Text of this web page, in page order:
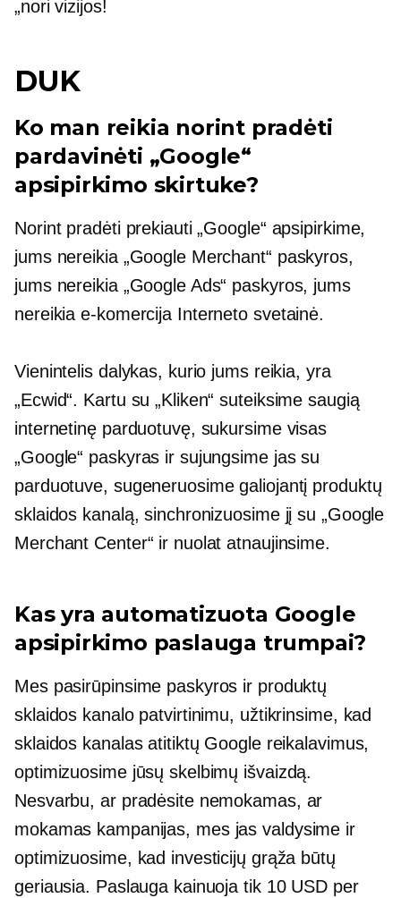
„nori vizijos!
DUK
Ko man reikia norint pradėti
pardavinėti „Google“
apsipirkimo skirtuke?
Norint pradėti prekiauti „Google“ apsipirkime,
jums nereikia „Google Merchant“ paskyros,
jums nereikia „Google Ads“ paskyros, jums
nereikiae-komercija Interneto svetainė.
Vienintelis dalykas, kurio jums reikia, yra
„Ecwid“. Kartu su „Kliken“ suteiksime saugią
internetinę parduotuvę, sukursime visas
„Google“ paskyras ir sujungsime jas su
parduotuve, sugeneruosime galiojantį produktų
sklaidos kanalą, sinchronizuosime jį su „Google
Merchant Center“ ir nuolat atnaujinsime.
Kas yra automatizuota Google
apsipirkimo paslauga trumpai?
Mes pasirūpinsime paskyros ir produktų
sklaidos kanalo patvirtinimu, užtikrinsime, kad
sklaidos kanalas atitiktų Google reikalavimus,
optimizuosime jūsų skelbimų išvaizdą.
Nesvarbu, ar pradėsite nemokamas, ar
mokamas kampanijas, mes jas valdysime ir
optimizuosime, kad investicijų grąža būtų
geriausia. Paslauga kainuoja tik 10 USD per